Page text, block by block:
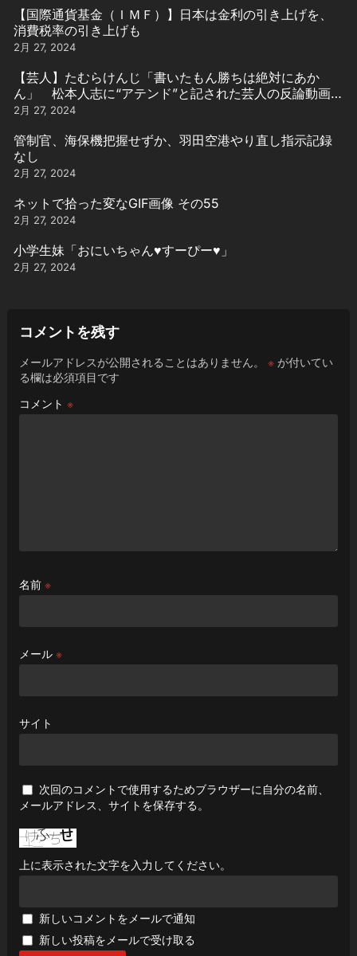
【国際通貨基金（ＩＭＦ）】日本は金利の引き上げを、
消費税率の引き上げも
2月 27, 2024
【芸人】たむらけんじ「書いたもん勝ちは絶対にあか
ん」 松本人志に“アテンド”と記された芸人の反論動画引
用
2月 27, 2024
管制官、海保機把握せずか、羽田空港やり直し指示記録
なし
2月 27, 2024
ネットで拾った変なGIF画像 その55
2月 27, 2024
小学生妹「おにいちゃん♥️すーぴー♥️」
2月 27, 2024
コメントを残す
メールアドレスが公開されることはありません。 ※が付いてい
る欄は必須項目です
コメント ※
名前 ※
メール ※
サイト
次回のコメントで使用するためブラウザーに自分の名前、
メールアドレス、サイトを保存する。
上に表示された文字を入力してください。
新しいコメントをメールで通知
新しい投稿をメールで受け取る